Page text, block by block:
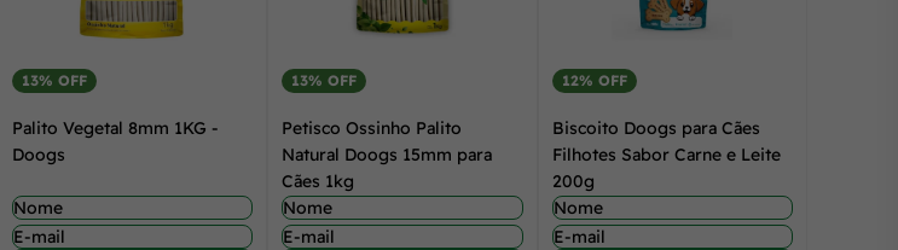
13% OFF
Palito Vegetal 8mm 1KG -
Doogs
13% OFF
Petisco Ossinho Palito
Natural Doogs 15mm para
Cães 1kg
12% OFF
Biscoito Doogs para Cães
Filhotes Sabor Carne e Leite
200g